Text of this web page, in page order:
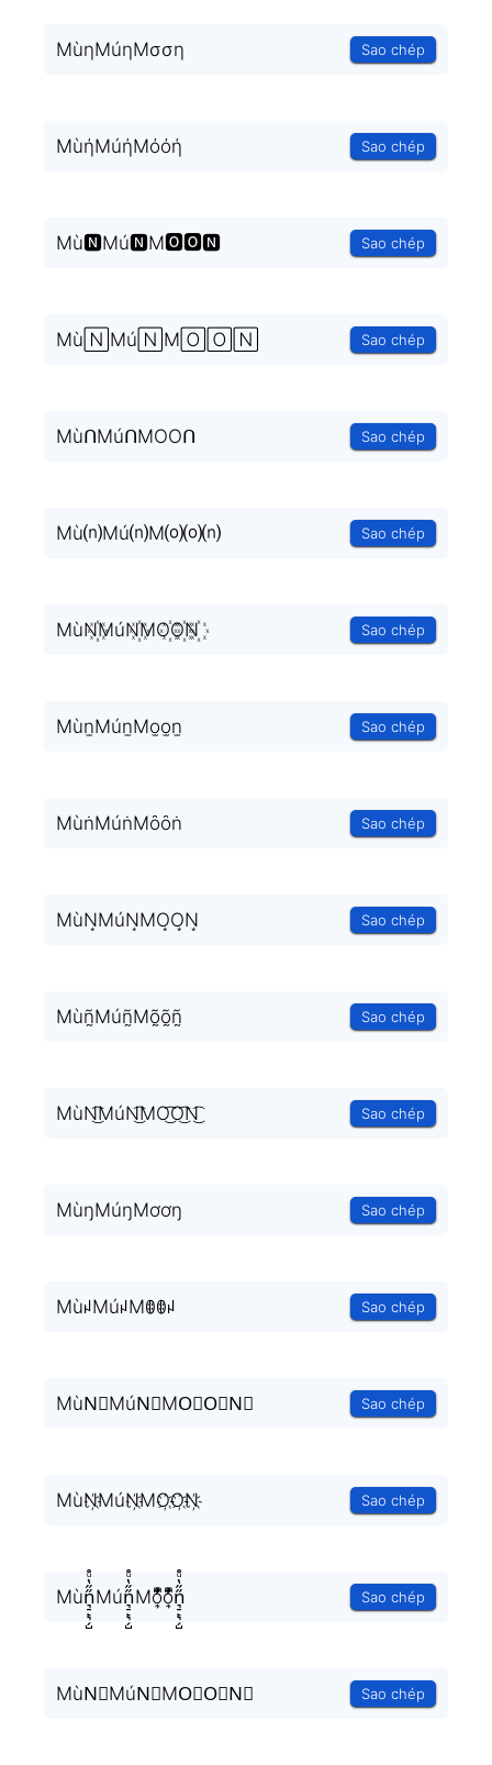
MùηMúηMσση Sao chép
MùήMúήMόόή Sao chép
Mù🅽Mú🅽M🅾🅾🅽 Sao chép
Mù🄽Mú🄽M🄾🄾🄽 Sao chép
MùᑎMúᑎMOOᑎ Sao chép
Mù⒩Mú⒩M⒪⒪⒩ Sao chép
MùN꙰MúN꙰MO꙰O꙰N꙰ Sao chép
Mùn̫Mún̫Mo̫o̫n̫ Sao chép
MùṅMúṅMȏȏṅ Sao chép
MùN͙MúN͙MO͙O͙N͙ Sao chép
Mùñ̰Múñ̰Mõ̰õ̰ñ̰ Sao chép
MùN͜͡MúN͜͡MO͜͡O͜͡N͜͡ Sao chép
MùŋMúŋMơơŋ Sao chép
MùꈤMúꈤMꂦꂦꈤ Sao chép
MùN⃟MúN⃟MO⃟O⃟N⃟ Sao chép
MùN҉MúN҉MO҉O҉N҉ Sao chép
Mùn͉̠̙͉̗̺̋̋̔ͧ̊Mún͉̠̙͉̗̺̋̋̔ͧ̊Mo͎̜̓̇ͫ̉͊ͨ͊o͎̜̓̇ͫ̉͊ͨ͊n͉̠̙͉̗̺̋̋̔ͧ̊ Sao chép
MùN⃗MúN⃗MO⃗O⃗N⃗ Sao chép